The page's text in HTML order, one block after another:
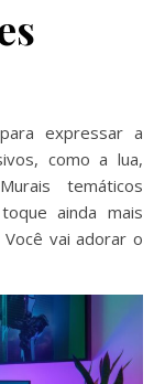
expressar a
como a lua,
temáticos
ainda mais
vai adorar o